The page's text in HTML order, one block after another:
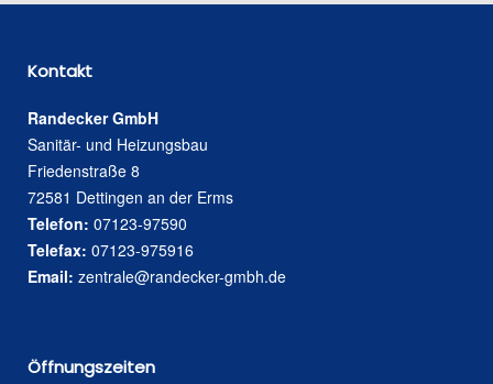
Kontakt
Randecker GmbH
Sanitär- und Heizungsbau
Friedenstraße 8
72581 Dettingen an der Erms
Telefon: 07123-97590
Telefax: 07123-975916
Email: zentrale@randecker-gmbh.de
Öffnungszeiten